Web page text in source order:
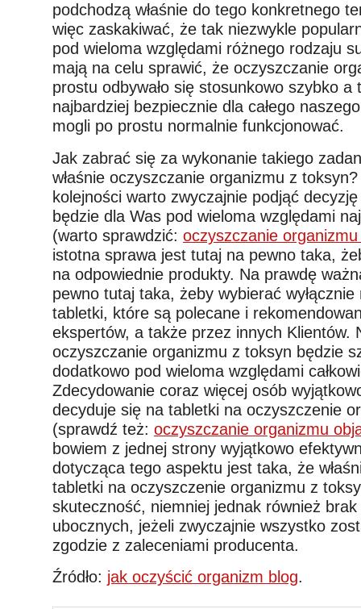
podchodzą właśnie do tego konkretnego
więc zaskakiwać, że tak niezwykle
pod wieloma względami różnego rodzaju
mają na celu sprawić, że oczyszczanie
prostu odbywało się stosunkowo szybko a
najbardziej bezpiecznie dla całego
mogli po prostu normalnie funkcjonować.
Jak zabrać się za wykonanie takiego
właśnie oczyszczanie organizmu z
kolejności warto zwyczajnie podjąć
będzie dla Was pod wieloma względami
(warto sprawdzić: oczyszczanie
istotna sprawa jest tutaj na pewno taka,
na odpowiednie produkty. Na prawdę
pewno tutaj taka, żeby wybierać wyłącznie
tabletki, które są polecane i
ekspertów, a także przez innych Klientów.
oczyszczanie organizmu z toksyn będzie
dodatkowo pod wieloma względami
Zdecydowanie coraz więcej osób
decyduje się na tabletki na oczyszczenie
(sprawdź też: oczyszczanie organizmu
bowiem z jednej strony wyjątkowo
dotycząca tego aspektu jest taka, że
tabletki na oczyszczenie organizmu z
skuteczność, niemniej jednak również
ubocznych, jeżeli zwyczajnie wszystko
zgodzie z zaleceniami producenta.
Źródło: jak oczyścić organizm blog.